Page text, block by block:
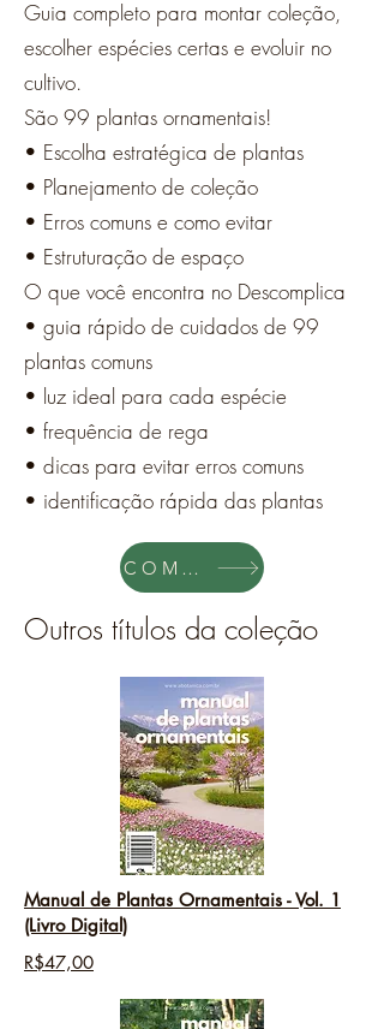
Guia completo para montar coleção,
escolher espécies certas e evoluir no
cultivo.
São 99 plantas ornamentais!
• Escolha estratégica de plantas
• Planejamento de coleção
• Erros comuns e como evitar
• Estruturação de espaço
O que você encontra no Descomplica
• guia rápido de cuidados de 99
plantas comuns
• luz ideal para cada espécie
• frequência de rega
• dicas para evitar erros comuns
• identificação rápida das plantas
COMPRAR
Outros títulos da coleção
Manual de Plantas Ornamentais - Vol. 1
(Livro Digital)
R$47,00